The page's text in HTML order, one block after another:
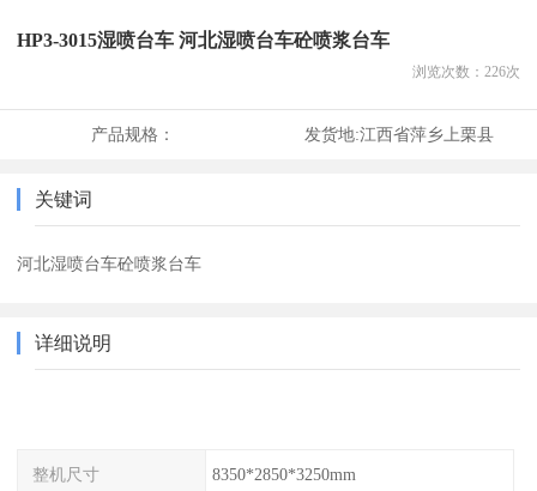
HP3-3015湿喷台车 河北湿喷台车砼喷浆台车
浏览次数： 226次
产品规格： 发货地:江西省萍乡上栗县
关键词
河北湿喷台车砼喷浆台车
详细说明
整机尺寸 8350*2850*3250mm